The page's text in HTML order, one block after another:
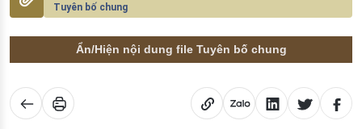
Tuyên bố chung
Ẩn/Hiện nội dung file Tuyên bố chung